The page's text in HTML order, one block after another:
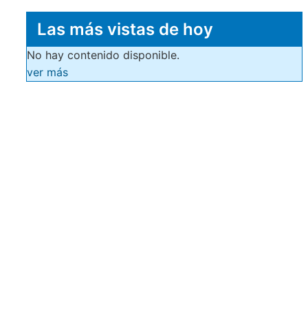
Las más vistas de hoy
No hay contenido disponible.
ver más